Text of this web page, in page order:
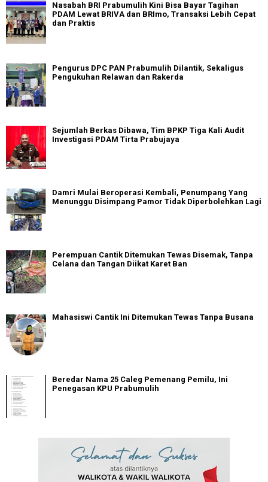
Nasabah BRI Prabumulih Kini Bisa Bayar Tagihan
PDAM Lewat BRIVA dan BRImo, Transaksi Lebih Cepat
dan Praktis
Pengurus DPC PAN Prabumulih Dilantik, Sekaligus
Pengukuhan Relawan dan Rakerda
Sejumlah Berkas Dibawa, Tim BPKP Tiga Kali Audit
Investigasi PDAM Tirta Prabujaya
Damri Mulai Beroperasi Kembali, Penumpang Yang
Menunggu Disimpang Pamor Tidak Diperbolehkan Lagi
Perempuan Cantik Ditemukan Tewas Disemak, Tanpa
Celana dan Tangan Diikat Karet Ban
Mahasiswi Cantik Ini Ditemukan Tewas Tanpa Busana
Beredar Nama 25 Caleg Pemenang Pemilu, Ini
Penegasan KPU Prabumulih